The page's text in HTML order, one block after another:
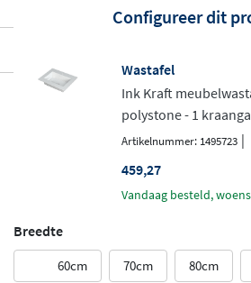
Configureer dit
Wastafel
Ink Kraft
polystone - 1
Artikelnummer: 1495723 |
459,27
vandaag besteld,
Breedte
60cm 70cm 80cm